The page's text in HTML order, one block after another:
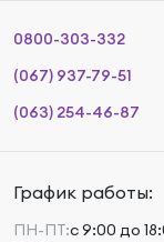
0800-303-332
(067) 937-79-51
(063) 254-46-87
График работы:
ПН-ПТ:с 9:00 до